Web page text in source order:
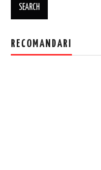
RECOMANDARI